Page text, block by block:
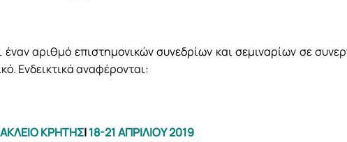
έναν αριθμό επιστημονικών συνεδρίων και σεμιναρίων σε
Ενδεικτικά αναφέρονται:
ΚΡΗΤΗΣ|18-21 ΑΠΡΙΛΙΟΥ 2019